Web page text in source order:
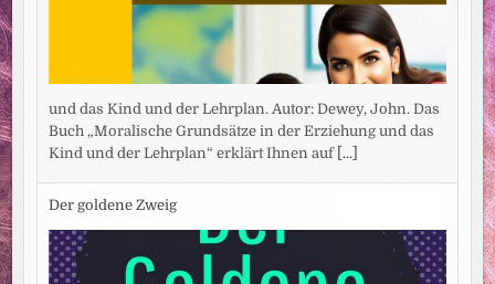
und das Kind und der Lehrplan. Autor: Dewey, John. Das
Buch „Moralische Grundsätze in der Erziehung und das
Kind und der Lehrplan“ erklärt Ihnen auf [...]
Der goldene Zweig